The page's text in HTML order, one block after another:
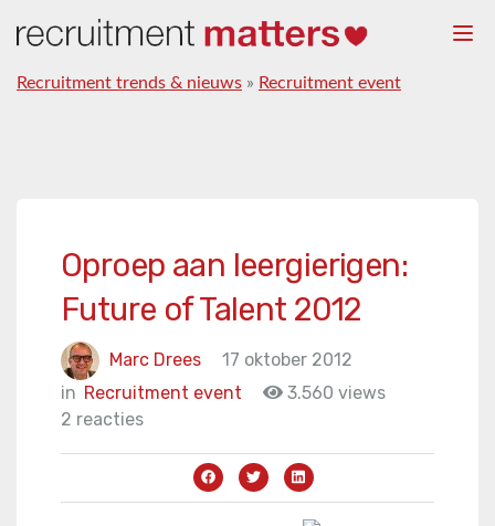
Recruitment trends & nieuws » Recruitment event
Oproep aan leergierigen:
Future of Talent 2012
Marc Drees
17 oktober 2012
in Recruitment event
3.560 views
2 reacties